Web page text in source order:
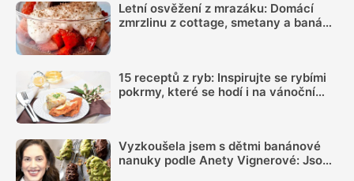
Letní osvěžení z mrazáku: Domácí
zmrzlinu z cottage, smetany a banánu
15 receptů z ryb: Inspirujte se rybími
pokrmy, které se hodí i na vánoční
Vyzkoušela jsem s dětmi banánové
nanuky podle Anety Vignerové: Jsou